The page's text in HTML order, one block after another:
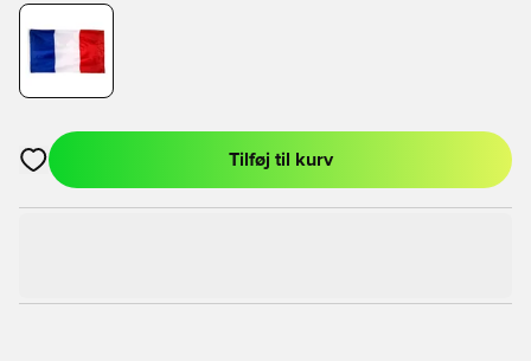
Åbner en Modal til at logge ind eller tilmelde dig som medlem
Tilføj til kurv